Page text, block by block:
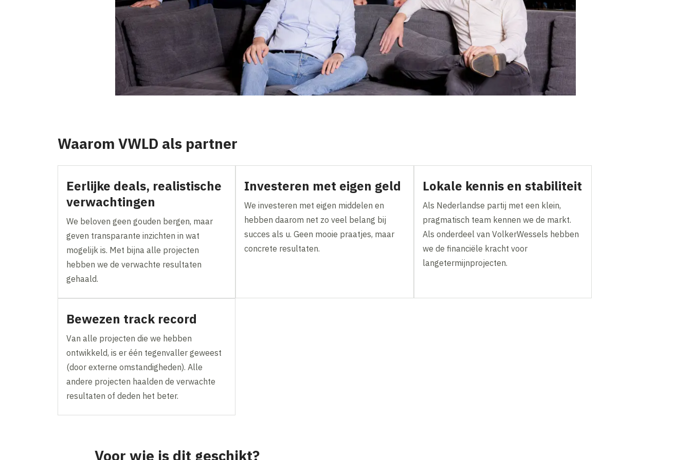
Waarom VWLD als partner
Eerlijke deals, realistische
verwachtingen
We beloven geen gouden bergen, maar
geven transparante inzichten in wat
mogelijk is. Met bijna alle projecten
hebben we de verwachte resultaten
gehaald.
Investeren met eigen geld
We investeren met eigen middelen en
hebben daarom net zo veel belang bij
succes als u. Geen mooie praatjes, maar
concrete resultaten.
Lokale kennis en stabiliteit
Als Nederlandse partij met een klein,
pragmatisch team kennen we de markt.
Als onderdeel van VolkerWessels hebben
we de financiële kracht voor
langetermijnprojecten.
Bewezen track record
Van alle projecten die we hebben
ontwikkeld, is er één tegenvaller geweest
(door externe omstandigheden). Alle
andere projecten haalden de verwachte
resultaten of deden het beter.
Voor wie is dit geschikt?